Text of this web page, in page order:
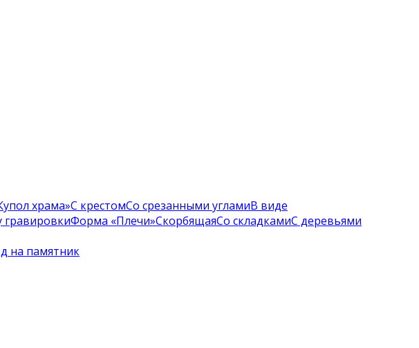
храма»С крестомСо срезанными угламиВ виде
гравировкиФорма «Плечи»СкорбящаяСо складкамиС деревьями
на памятник